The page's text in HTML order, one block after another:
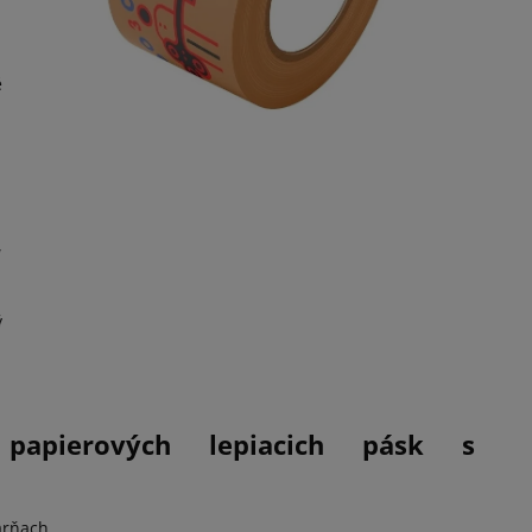
papierových lepiacich pásk s